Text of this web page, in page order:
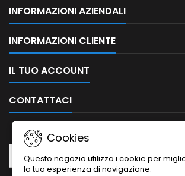
INFORMAZIONI AZIENDALI
INFORMAZIONI CLIENTE
IL TUO ACCOUNT
CONTATTACI
Cookies
Questo negozio utilizza i cookie per
la tua esperienza di navigazione.